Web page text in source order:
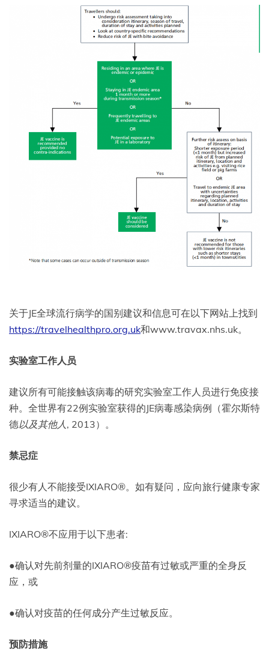
关于JE全球流行病学的国别建议和信息可在以下网站上找到
https://travelhealthpro.org.uk和www.travax.nhs.uk。
实验室工作人员
建议所有可能接触该病毒的研究实验室工作人员进行免疫接
种。全世界有22例实验室获得的JE病毒感染病例（霍尔斯特
德以及其他人 , 2013）。
禁忌症
很少有人不能接受IXIARO®。如有疑问，应向旅行健康专家
寻求适当的建议。
IXIARO®不应用于以下患者:
●确认对先前剂量的IXIARO®疫苗有过敏或严重的全身反
应，或
●确认对疫苗的任何成分产生过敏反应。
预防措施